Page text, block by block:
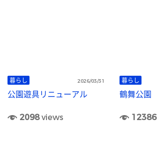
暮らし 2026/03/31
公園遊具リニューアル
2098views
暮らし
鶴舞公園
12386